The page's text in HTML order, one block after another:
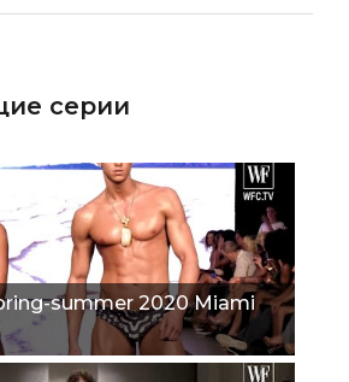
серии
summer 2020 Miami